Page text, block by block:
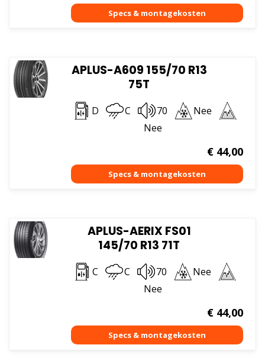
APLUS-A609 155/70 R13
75T
D C 70
Nee
Nee
€44,00
APLUS-AERIX FS01
145/70 R13 71T
C C 70
Nee
Nee
€44,00